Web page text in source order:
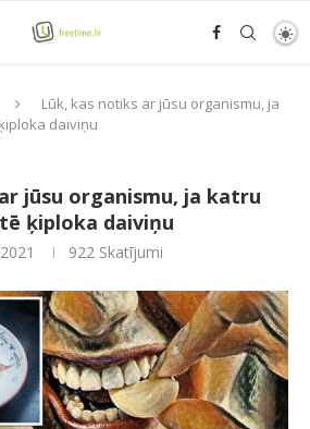
Lūk, kas notiks ar jūsu organismu, ja
daiviņu
jūsu organismu, ja katru
ķiploka daiviņu
922 Skatījumi